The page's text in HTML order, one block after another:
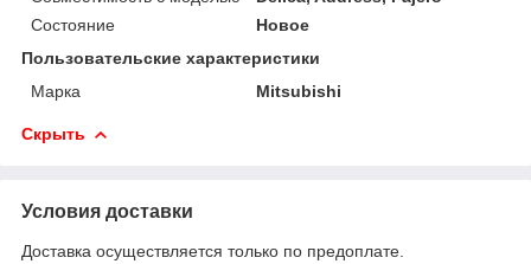
Состояние
Новое
Пользовательские характеристики
Марка
Mitsubishi
Скрыть
Условия доставки
Доставка осуществляется только по предоплате.